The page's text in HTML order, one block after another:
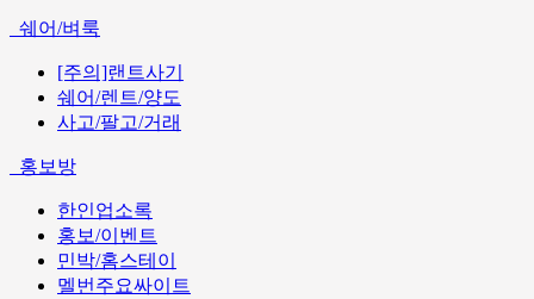
쉐어/벼룩
[주의]랜트사기
쉐어/렌트/양도
사고/팔고/거래
홍보방
한인업소록
홍보/이벤트
민박/홈스테이
멜번주요싸이트